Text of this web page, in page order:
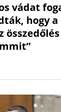
vádat
hogy a